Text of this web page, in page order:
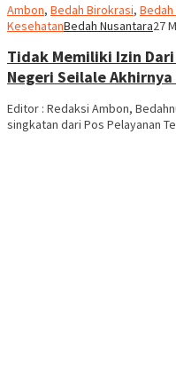
Ambon, Bedah Birokrasi, Bedah
KesehatanBedah Nusantara27
Tidak Memiliki Izin Dari
Negeri Seilale
Editor : Redaksi Ambon,
singkatan dari Pos Pelayanan